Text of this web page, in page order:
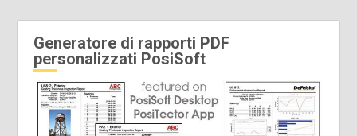
Generatore di rapporti PDF
personalizzati PosiSoft